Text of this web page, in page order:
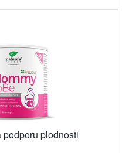
podporu plodnosti